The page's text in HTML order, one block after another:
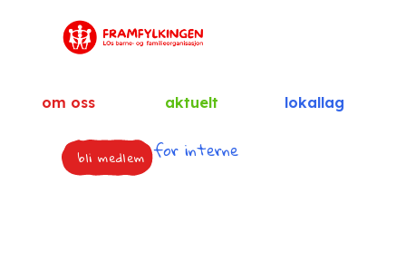
om oss aktuelt lokallag
bli medlem for interne